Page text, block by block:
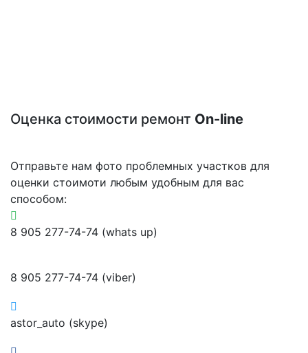
Оценка стоимости ремонт On-line
Отправьте нам фото проблемных участков для
оценки стоимоти любым удобным для вас
способом:
8 905 277-74-74 (whats up)
8 905 277-74-74 (viber)
astor_auto (skype)